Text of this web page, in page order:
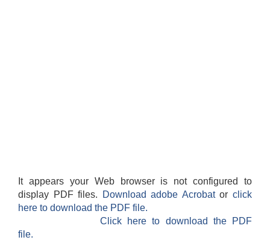
It appears your Web browser is not configured to
display PDF files.
Download adobe Acrobatorclick
here to download the PDF file.
Click here to download the PDF
file.